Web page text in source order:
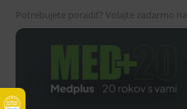
Potrebujete poradiť? Volajte zadarmo na